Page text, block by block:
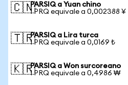
🇨🇳PARSIQ a Yuan chino
1 PRQ equivale a 0,002388 ¥
🇹🇷PARSIQ a Lira turca
1 PRQ equivale a 0,0169 ₺
🇰🇷PARSIQ a Won surcoreano
1 PRQ equivale a 0,4986 ₩